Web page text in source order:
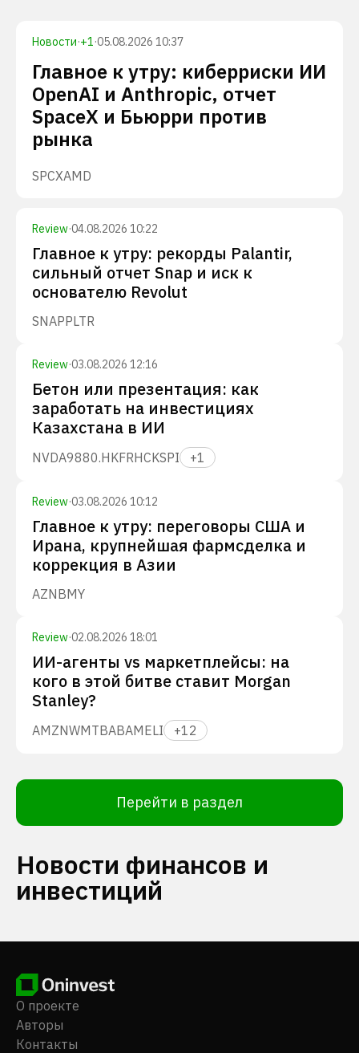
Новости·+1·05.08.2026 10:37
Главное к утру: киберриски ИИ
OpenAI и Anthropic, отчет
SpaceX и Бьюрри против
рынка
SPCXAMD
Review·04.08.2026 10:22
Главное к утру: рекорды Palantir,
сильный отчет Snap и иск к
основателю Revolut
SNAPPLTR
Review·03.08.2026 12:16
Бетон или презентация: как
заработать на инвестициях
Казахстана в ИИ
NVDA9880.HKFRHCKSPI +1
Review·03.08.2026 10:12
Главное к утру: переговоры США и
Ирана, крупнейшая фармсделка и
коррекция в Азии
AZNBMY
Review·02.08.2026 18:01
ИИ-агенты vs маркетплейсы: на
кого в этой битве ставит Morgan
Stanley?
AMZNWMTBABAMELI +12
Перейти в раздел
Новости финансов и
инвестиций
О проекте
Авторы
Контакты